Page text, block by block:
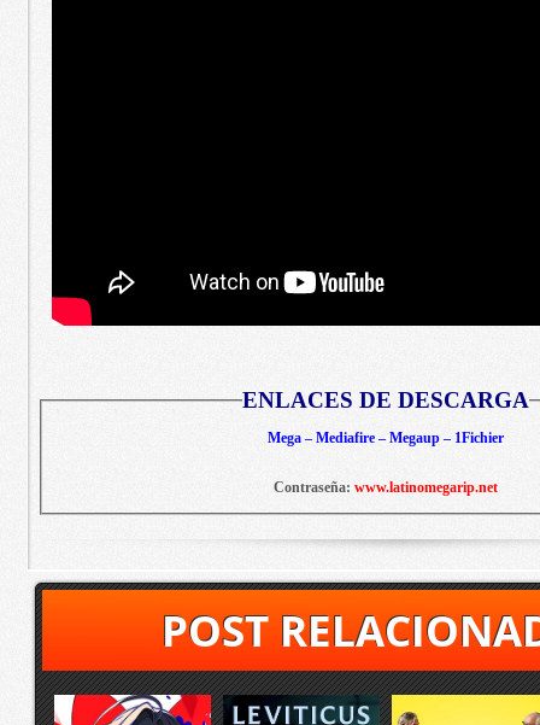
ENLACES DE DESCARGA
Mega – Mediafire – Megaup – 1Fichier
Contraseña: www.latinomegarip.net
POST